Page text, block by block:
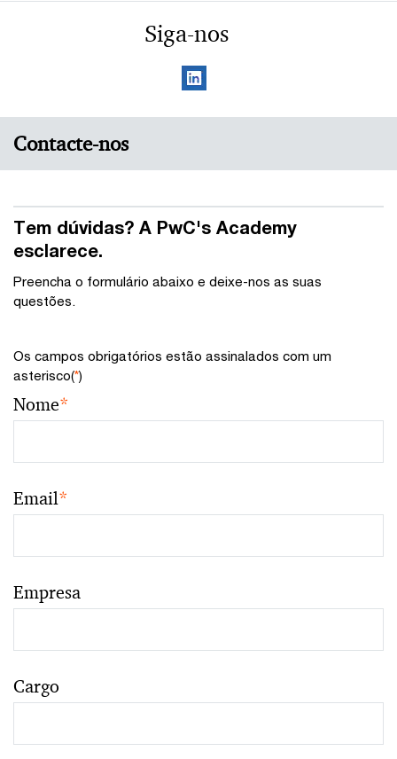
Siga-nos
Contacte-nos
Tem dúvidas? A PwC's Academy
esclarece.
Preencha o formulário abaixo e deixe-nos as suas
questões.
Os campos obrigatórios estão assinalados com um
asterisco(*)
Nome*
Email*
Empresa
Cargo